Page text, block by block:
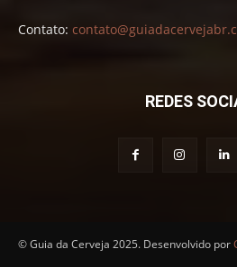
Contato:
REDES
© Guia da Cerveja 2025. Desenvolvido por